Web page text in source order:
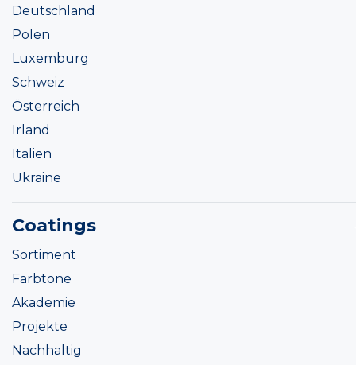
Deutschland
Polen
Luxemburg
Schweiz
Österreich
Irland
Italien
Ukraine
Coatings
Sortiment
Farbtöne
Akademie
Projekte
Nachhaltig